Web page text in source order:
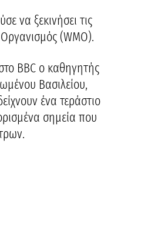
να ξεκινήσει τις
(WMO).
BBC ο καθηγητής
Βασιλείου,
ένα τεράστιο
σημεία που